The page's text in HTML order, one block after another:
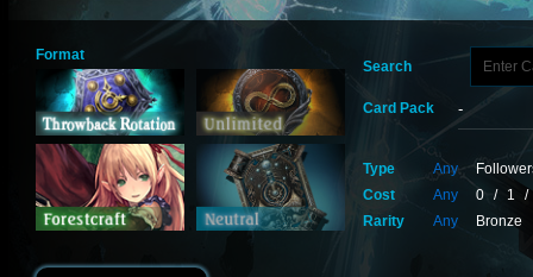
Format
Search
Card Pack
Type Any
Cost
Any 0 / 1
/
Rarity
Any Bronze